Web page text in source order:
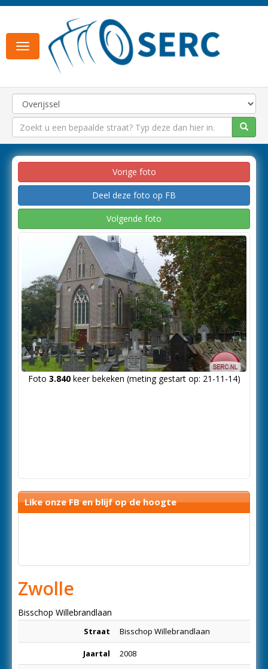
Toggle
navigation
Vorige foto
Deel deze foto op FB
Volgende foto
Foto 3.840keer bekeken (meting gestart op: 21-11-14)
Like onze FB en blijf op de hoogte
Zwolle
Bisschop Willebrandlaan
Straat Bisschop Willebrandlaan
Jaartal 2008